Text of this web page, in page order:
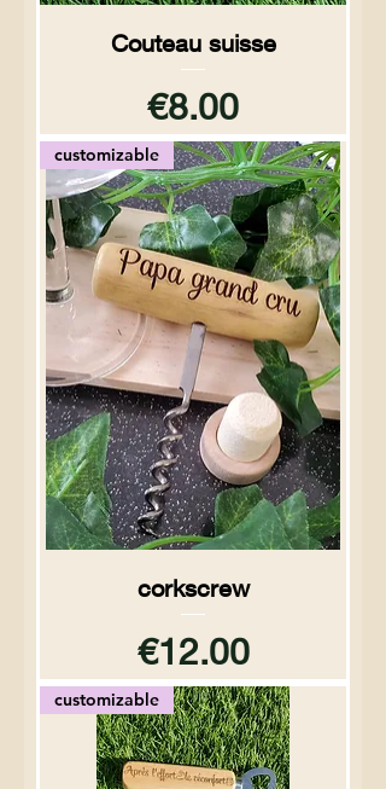
Couteau suisse
Price
€8.00
customizable
corkscrew
Price
€12.00
customizable